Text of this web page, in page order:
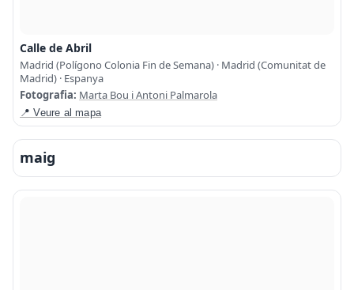
Calle de Abril
Madrid (Polígono Colonia Fin de Semana) · Madrid (Comunitat de
Madrid) · Espanya
Fotografia: Marta Bou i Antoni Palmarola
📍 Veure al mapa
maig